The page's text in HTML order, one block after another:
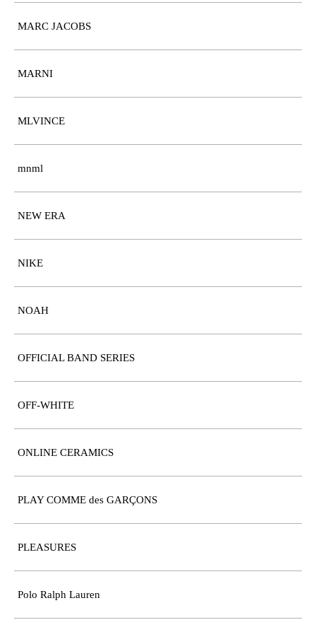
MARC JACOBS
MARNI
MLVINCE
mnml
NEW ERA
NIKE
NOAH
OFFICIAL BAND SERIES
OFF-WHITE
ONLINE CERAMICS
PLAY COMME des GARÇONS
PLEASURES
Polo Ralph Lauren